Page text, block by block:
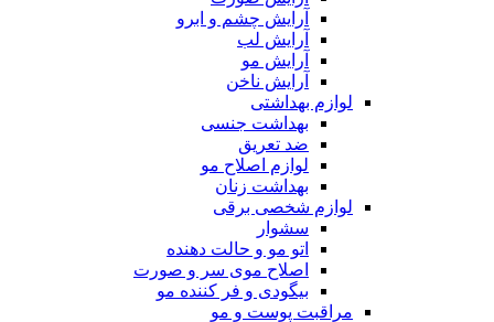
آرایش چشم و ابرو
آرایش لب
آرایش مو
آرایش ناخن
لوازم بهداشتی
بهداشت جنسی
ضد تعریق
لوازم اصلاح مو
بهداشت زنان
لوازم شخصی برقی
سشوار
اتو مو و حالت دهنده
اصلاح موی سر و صورت
بیگودی و فر کننده مو
مراقبت پوست و مو